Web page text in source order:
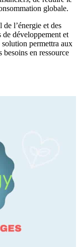
globale.
l’énergie et des
de développement et
permettra aux
en ressource